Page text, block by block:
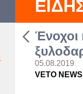
Ένοχοι
05.08.2019
VETO NEWS